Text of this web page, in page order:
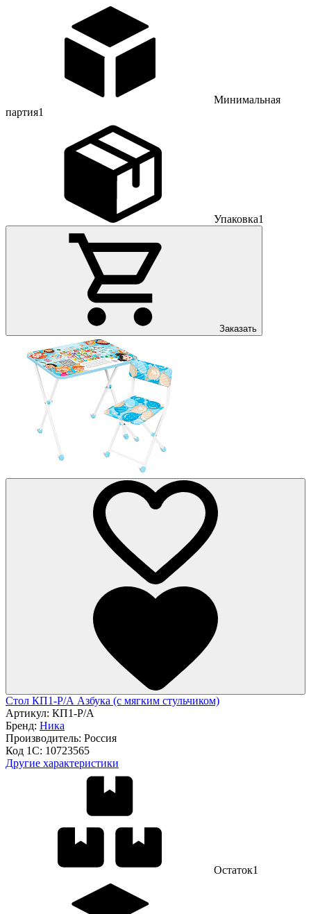
Минимальная
партия1
Упаковка1
Заказать
Стол КП1-Р/А Азбука (с мягким стульчиком)
Артикул: КП1-Р/А
Бренд: Ника
Производитель: Россия
Код 1С: 10723565
Другие характеристики
Остаток1